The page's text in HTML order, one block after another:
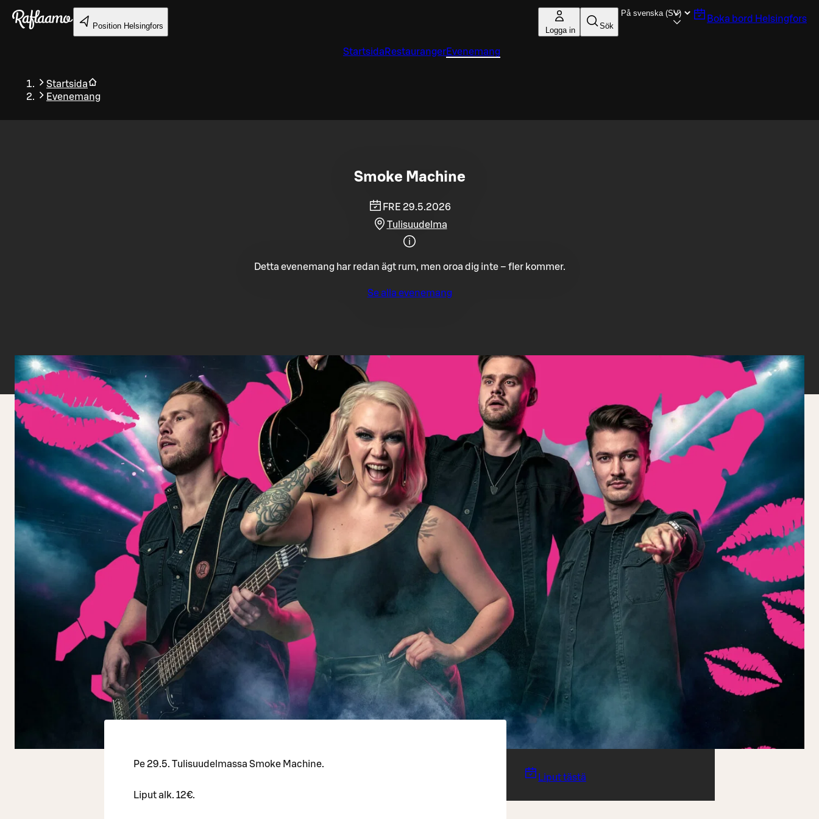
Gå till huvudinnehållet
Position Helsingfors Logga in Sök
Boka bord Helsingfors
Startsida RestaurangerEvenemang
Startsida
Evenemang
Tillbaka
Smoke Machine
FRE 29.5.2026
Tulisuudelma
Detta evenemang har redan ägt rum, men oroa dig inte – fler kommer.
Se alla evenemang
Pe 29.5. Tulisuudelmassa Smoke Machine.
Liput alk. 12€.
Liput tästä